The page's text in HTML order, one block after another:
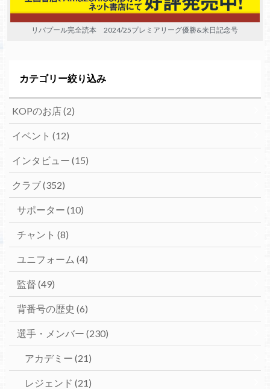
リバプール完全読本 2024/25プレミアリーグ優勝&来日記念号
カテゴリー絞り込み
KOPのお店(2)
イベント (12)
インタビュー (15)
クラブ(352)
サポーター (10)
チャント (8)
ユニフォーム (4)
監督 (49)
背番号の歴史 (6)
選手・メンバー (230)
アカデミー (21)
レジェンド (21)